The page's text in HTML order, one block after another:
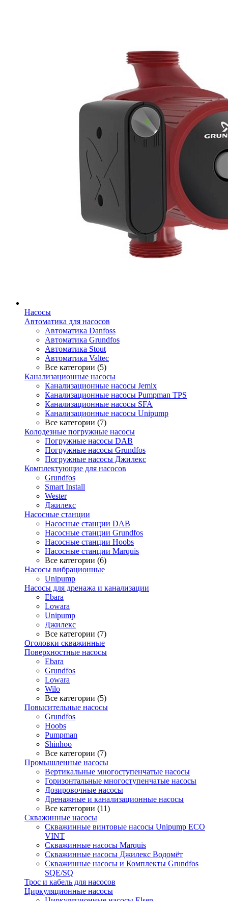
Насосы
Автоматика для насосов
Автоматика Danfoss
Автоматика Grundfos
Автоматика Stout
Автоматика Valtec
Все категории (5)
Канализационные насосы
Канализационные насосы Jemix
Канализационные насосы Pumpman TPS
Канализационные насосы SFA
Канализационные насосы Unipump
Все категории (7)
Колодезные погружные насосы
Погружные насосы DAB
Погружные насосы Grundfos
Погружные насосы Джилекс
Комплектующие для насосов
Grundfos
Smart Install
Wester
Джилекс
Насосные станции
Насосные станции DAB
Насосные станции Grundfos
Насосные станции Hoobs
Насосные станции Marquis
Все категории (6)
Насосы вибрационные
Unipump
Насосы для дренажа и канализации
Ebara
Lowara
Unipump
Джилекс
Все категории (7)
Оголовки скважинные
Поверхностные насосы
Ebara
Grundfos
Lowara
Wilo
Все категории (5)
Повысительные насосы
Grundfos
Hoobs
Pumpman
Shinhoo
Все категории (7)
Промышленные насосы
Вертикальные многоступенчатые насосы
Горизонтальные многоступенчатые насосы
Дозировочные насосы
Дренажные и канализационные насосы
Все категории (11)
Скважинные насосы
Скважинные винтовые насосы Unipump ECO
VINT
Скважинные насосы Marquis
Скважинные насосы Джилекс Водомёт
Скважинные насосы и Комплекты Grundfos
SQE/SQ
Трос и кабель для насосов
Циркуляционные насосы